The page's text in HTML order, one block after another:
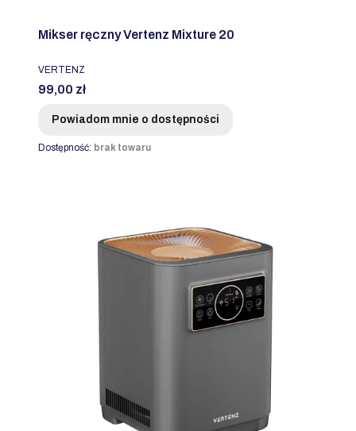
Mikser ręczny Vertenz Mixture 20
PRODUCENT
VERTENZ
Cena
99,00 zł
Powiadom mnie o dostępności
Dostępność: brak towaru